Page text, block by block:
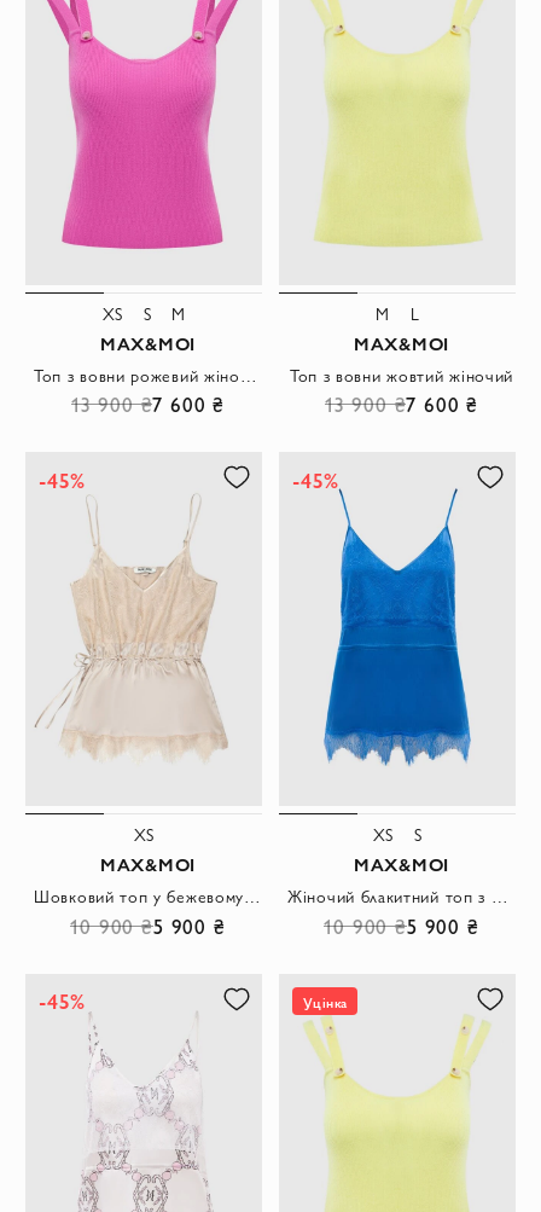
XS S M
MAX&MOI
13 900 ₴7 600 ₴
M L
MAX&MOI
Топ з вовни жовтий жіночий
13 900 ₴7 600 ₴
-45%
XS
MAX&MOI
10 900 ₴5 900 ₴
-45%
XS S
MAX&MOI
10 900 ₴5 900 ₴
-45% Уцінка